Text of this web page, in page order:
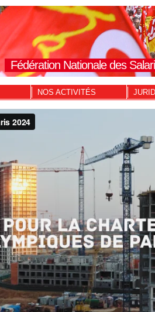
Fédération Nationale des
NOS ACTIVITÉS